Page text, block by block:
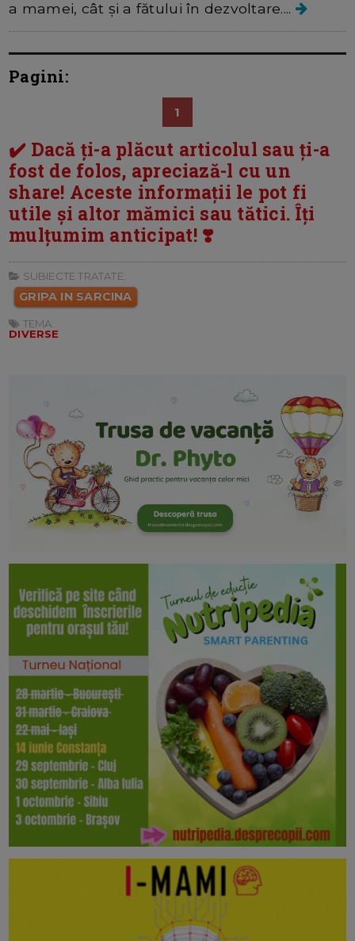
a mamei, cât și a fătului în dezvoltare....
Pagini:
1
✔️ Dacă ți-a plăcut articolul sau ți-a
fost de folos, apreciază-l cu un
share! Aceste informații le pot fi
utile și altor mămici sau tătici. Îți
mulțumim anticipat! ❣️
SUBIECTE TRATATE:
GRIPA IN SARCINA
TEMA:
DIVERSE